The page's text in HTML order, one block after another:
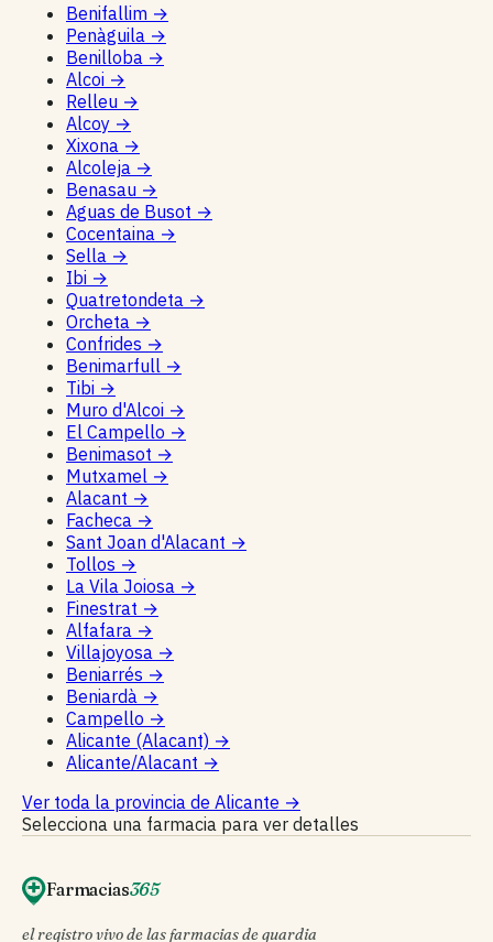
Benifallim →
Penàguila →
Benilloba →
Alcoi →
Relleu →
Alcoy →
Xixona →
Alcoleja →
Benasau →
Aguas de Busot →
Cocentaina →
Sella →
Ibi →
Quatretondeta →
Orcheta →
Confrides →
Benimarfull →
Tibi →
Muro d'Alcoi →
El Campello →
Benimasot →
Mutxamel →
Alacant →
Facheca →
Sant Joan d'Alacant →
Tollos →
La Vila Joiosa →
Finestrat →
Alfafara →
Villajoyosa →
Beniarrés →
Beniardà →
Campello →
Alicante (Alacant) →
Alicante/Alacant →
Ver toda la provincia de Alicante →
Selecciona una farmacia para ver detalles
Farmacias365
el registro vivo de las farmacias de guardia